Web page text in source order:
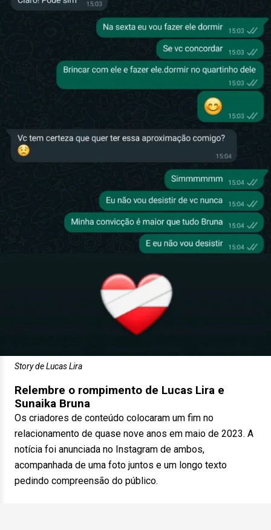
Story de Lucas Lira
Relembre o rompimento de Lucas Lira e
Sunaika Bruna
Os criadores de conteúdo colocaram um fim no
relacionamento de quase nove anos em maio de 2023. A
notícia foi anunciada no Instagram de ambos,
acompanhada de uma foto juntos e um longo texto
pedindo compreensão do público.